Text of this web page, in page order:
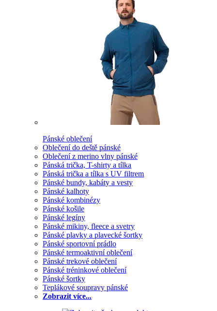
Pánské oblečení
Oblečení do deště pánské
Oblečení z merino vlny pánské
Pánská trička, T-shirty a tílka
Pánská trička a tílka s UV filtrem
Pánské bundy, kabáty a vesty
Pánské kalhoty
Pánské kombinézy
Pánské košile
Pánské legíny
Pánské mikiny, fleece a svetry
Pánské plavky a plavecké šortky
Pánské sportovní prádlo
Pánské termoaktivní oblečení
Pánské trekové oblečení
Pánské tréninkové oblečení
Pánské šortky
Teplákové soupravy pánské
Zobrazit více...